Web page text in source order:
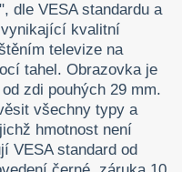
dle VESA standardu a
kvalitní
televize na
tahel. Obrazovka je
zdi pouhých 29 mm.
všechny typy a
hmotnost není
VESA standard od